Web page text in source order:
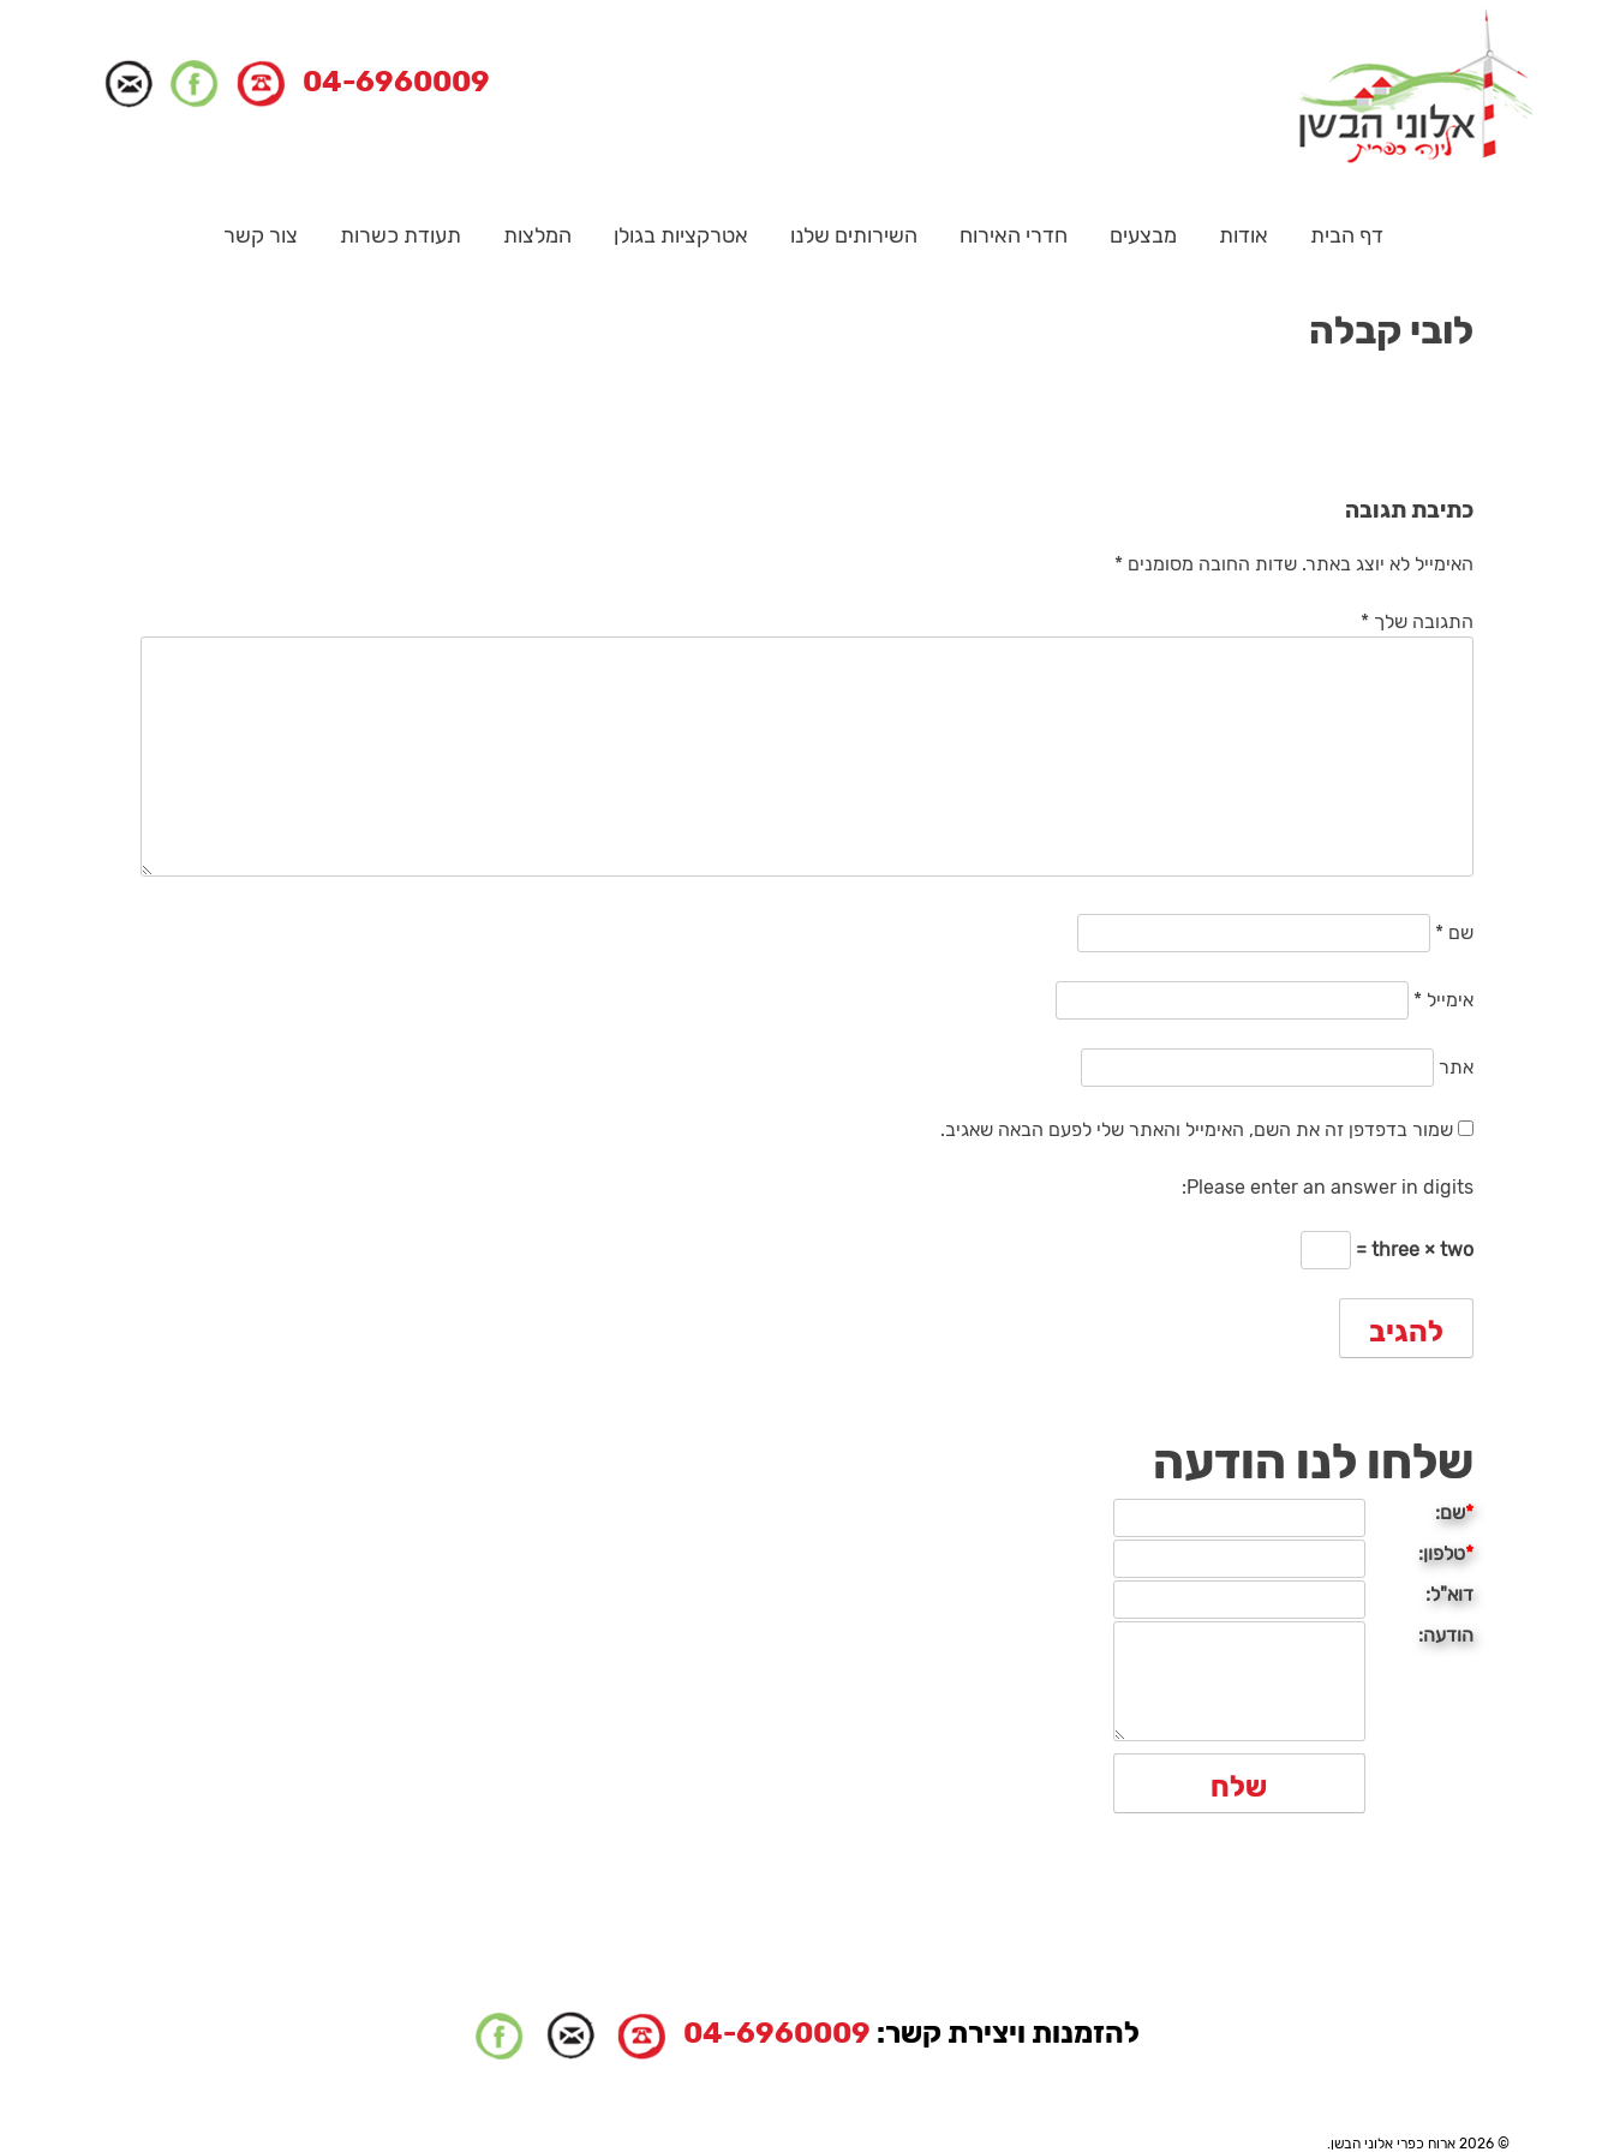
04-6960009
דף הבית אודות מבצעים חדרי האירוח השירותים שלנו אטרקציות בגולן המלצות תעודת כשרות צור קשר
לובי קבלה
כתיבת תגובה
האימייל לא יוצג באתר. שדות החובה מסומנים*
התגובה שלך*
שם*
אימייל*
אתר
שמור בדפדפן זה את השם, האימייל והאתר שלי לפעם הבאה שאגיב.
Please enter an answer in digits:
three × two =
שלחו לנו הודעה
*שם:
*טלפון:
דוא"ל:
הודעה:
להזמנות ויצירת קשר:
© 2026 ארוח כפרי אלוני הבשן.